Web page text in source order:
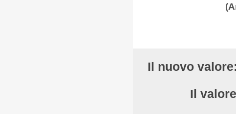
Il nuovo
Il